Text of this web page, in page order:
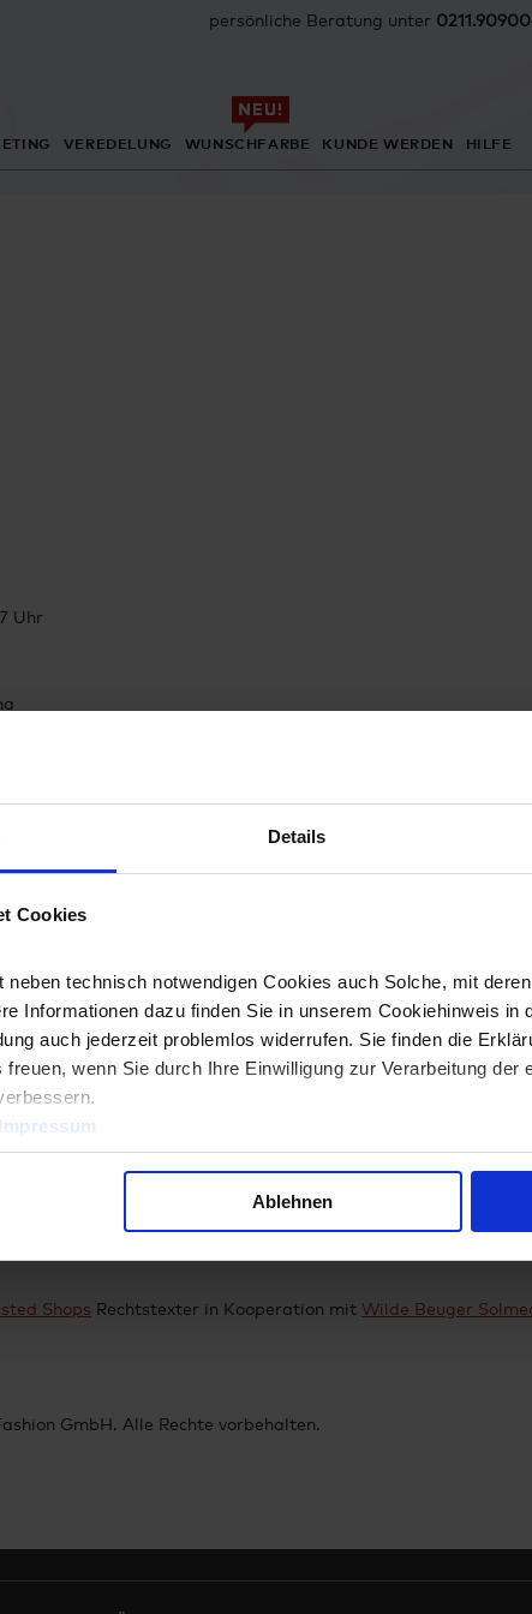
Details
Cookies
neben technisch notwendigen Cookies auch Solche, mit
Informationen dazu finden Sie in unserem Cookiehinweis in
auch jederzeit problemlos widerrufen. Sie finden die
wenn Sie durch Ihre Einwilligung zur Verarbeitung der
Impressum
Ablehnen
persönliche Beratung unter
VEREDELUNG WUNSCHFARBE KUNDE WERDEN HILFE
Uhr
HRB 34188
DE 812169621
unterliegen dem Urheberrecht und sind Eigentum der
vorherige schriftliche Zustimmung weder kopiert, vervielfältigt,
Sie allen angegebenen Bedingungen ohne
entnehmen Sie bitte unseren allgemeinen
eine Plattform zur Online-Streitbeilegung (OS) bereit, die Sie
vor einer Verbraucherschlichtungsstelle sind
Shops Rechtstexter in Kooperation mit Wilde Beuger
GmbH. Alle Rechte vorbehalten.